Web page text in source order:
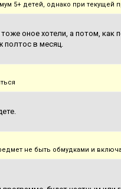
5+ детей, однако при текущей
оное хотели, а потом, как
полтос в месяц.
не быть обмудками и